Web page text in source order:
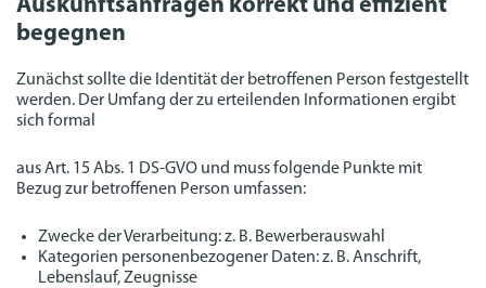
Auskunftsanfragen korrekt und effizient
begegnen
Zunächst sollte die Identität der betroffenen Person festgestellt
werden. Der Umfang der zu erteilenden Informationen ergibt
sich formal
aus Art. 15 Abs. 1 DS-GVO und muss folgende Punkte mit
Bezug zur betroffenen Person umfassen:
Zwecke der Verarbeitung: z. B. Bewerberauswahl
Kategorien personenbezogener Daten: z. B. Anschrift,
Lebenslauf, Zeugnisse